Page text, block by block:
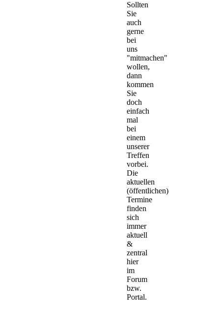
Sollten
Sie
auch
gerne
bei
uns
"mitmachen"
wollen,
dann
kommen
Sie
doch
einfach
mal
bei
einem
unserer
Treffen
vorbei.
Die
aktuellen
(öffentlichen)
Termine
finden
sich
immer
aktuell
&
zentral
hier
im
Forum
bzw.
Portal.